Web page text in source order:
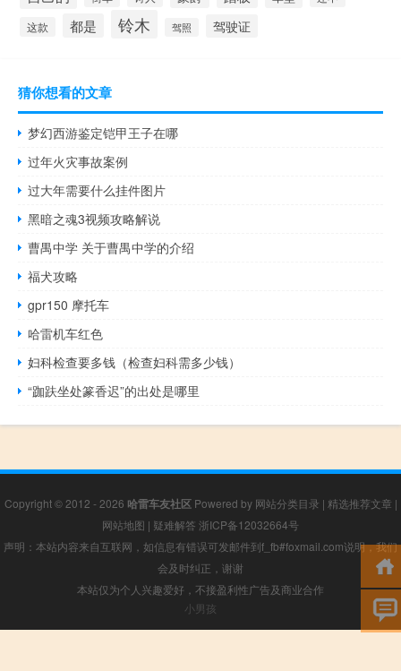
这款 都是 铃木 驾照 驾驶证
猜你想看的文章
梦幻西游鉴定铠甲王子在哪
过年火灾事故案例
过大年需要什么挂件图片
黑暗之魂3视频攻略解说
曹禺中学 关于曹禺中学的介绍
福犬攻略
gpr150 摩托车
哈雷机车红色
妇科检查要多钱（检查妇科需多少钱）
“跏趺坐处篆香迟”的出处是哪里
Copyright © 2012 - 2026 哈雷车友社区Powered by 网站分类目录 | 精选推荐文章 |
网站地图 | 疑难解答 浙ICP备12032664号
声明：本站内容来自互联网，如信息有错误可发邮件到f_fb#foxmail.com说明，我们
会及时纠正，谢谢
本站仅为个人兴趣爱好，不接盈利性广告及商业合作
小男孩